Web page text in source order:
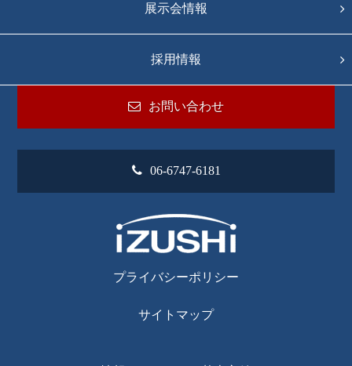
展示会情報
採用情報
お問い合わせ
06-6747-6181
プライバシーポリシー
サイトマップ